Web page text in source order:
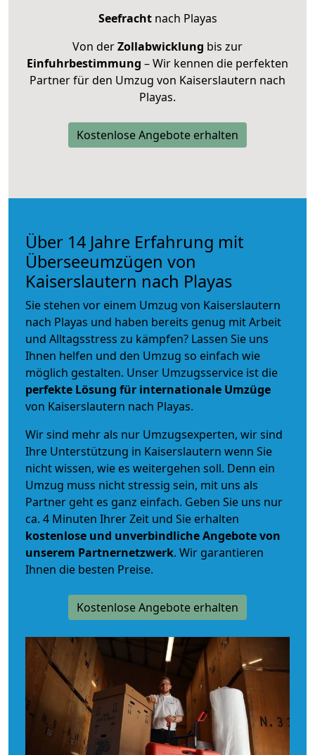
Seefrachtnach Playas
Von derZollabwicklung bis zur
Einfuhrbestimmung – Wir kennen die perfekten
Partner für den Umzug von Kaiserslautern nach
Playas.
Kostenlose Angebote erhalten
Über 14 Jahre Erfahrung mit
Überseeumzügen von
Kaiserslautern nach Playas
Sie stehen vor einem Umzug von Kaiserslautern
nach Playas und haben bereits genug mit Arbeit
und Alltagsstress zu kämpfen? Lassen Sie uns
Ihnen helfen und den Umzug so einfach wie
möglich gestalten. Unser Umzugsservice ist die
perfekte Lösung für internationale Umzüge
von Kaiserslautern nach Playas.
Wir sind mehr als nur Umzugsexperten, wir sind
Ihre Unterstützung in Kaiserslautern wenn Sie
nicht wissen, wie es weitergehen soll. Denn ein
Umzug muss nicht stressig sein, mit uns als
Partner geht es ganz einfach. Geben Sie uns nur
ca. 4 Minuten Ihrer Zeit und Sie erhalten
kostenlose und unverbindlicheAngebote von
unserem Partnernetzwerk. Wir garantieren
Ihnen die besten Preise.
Kostenlose Angebote erhalten